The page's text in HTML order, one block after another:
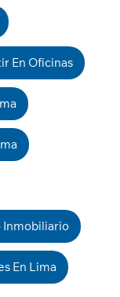
En Oficinas
Inmobiliario
En Lima